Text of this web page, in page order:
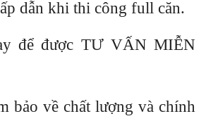
dẫn khi thi công full căn.
để được TƯ VẤN MIỄN
bảo về chất lượng và chính